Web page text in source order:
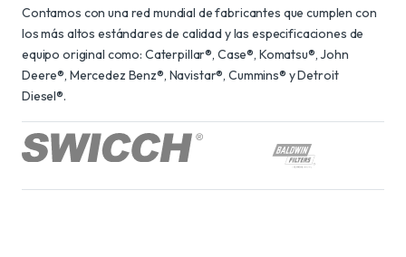
Contamos con una red mundial de fabricantes que cumplen con
los más altos estándares de calidad y las especificaciones de
equipo original como: Caterpillar®, Case®, Komatsu®, John
Deere®, Mercedez Benz®, Navistar®, Cummins® y Detroit
Diesel®.